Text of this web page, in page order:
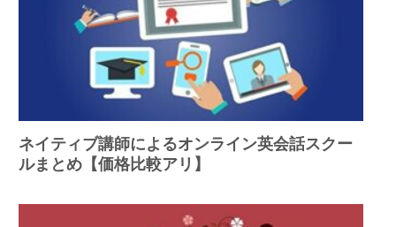
ネイティブ講師によるオンライン英会話スクー
ルまとめ【価格比較アリ】